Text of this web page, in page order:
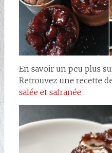
En savoir un peu plus
Retrouvez une recette
salée et safranée